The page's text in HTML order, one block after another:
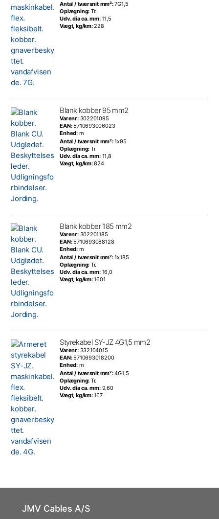
Antal / tværsnit mm²:7G1,5
Oplægning: Tr.
Udv. dia ca. mm: 11,5
Vægt, kg/km:228
Blank kobber 95 mm2
Varenr: 302201095
EAN: 5710693006023
Enhed: m
Antal / tværsnit mm²:1x95
Oplægning: Tr
Udv. dia ca. mm: 11,8
Vægt, kg/km:824
Blank kobber 185 mm2
Varenr: 302201185
EAN: 5710693088128
Enhed: m
Antal / tværsnit mm²:1x185
Oplægning: Tr.
Udv. dia ca. mm: 16,0
Vægt, kg/km:1601
Styrekabel SY-JZ 4G1,5 mm2
Varenr: 332104015
EAN: 5710693018200
Enhed: m
Antal / tværsnit mm²:4G1,5
Oplægning: Tr.
Udv. dia ca. mm: 9,60
Vægt, kg/km:167
JMV Cables A/S